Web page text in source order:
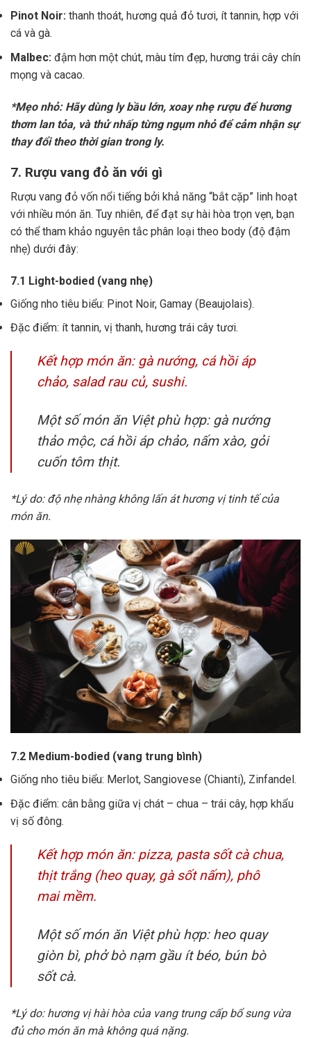
Pinot Noir: thanh thoát, hương quả đỏ tươi, ít tannin, hợp với
cá và gà.
Malbec: đậm hơn một chút, màu tím đẹp, hương trái cây chín
mọng và cacao.
*Mẹo nhỏ: Hãy dùng ly bầu lớn, xoay nhẹ rượu để hương
thơm lan tỏa, và thử nhấp từng ngụm nhỏ để cảm nhận sự
thay đổi theo thời gian trong ly.
7. Rượu vang đỏ ăn với gì
Rượu vang đỏ vốn nổi tiếng bởi khả năng “bắt cặp” linh hoạt
với nhiều món ăn. Tuy nhiên, để đạt sự hài hòa trọn vẹn, bạn
có thể tham khảo nguyên tắc phân loại theo body (độ đậm
nhẹ) dưới đây:
7.1 Light-bodied (vang nhẹ)
Giống nho tiêu biểu: Pinot Noir, Gamay (Beaujolais).
Đặc điểm: ít tannin, vị thanh, hương trái cây tươi.
Kết hợp món ăn: gà nướng, cá hồi áp
chảo, salad rau củ, sushi.
Một số món ăn Việt phù hợp: gà nướng
thảo mộc, cá hồi áp chảo, nấm xào, gỏi
cuốn tôm thịt.
*Lý do: độ nhẹ nhàng không lấn át hương vị tinh tế của
món ăn.
7.2 Medium-bodied (vang trung bình)
Giống nho tiêu biểu: Merlot, Sangiovese (Chianti), Zinfandel.
Đặc điểm: cân bằng giữa vị chát – chua – trái cây, hợp khẩu
vị số đông.
Kết hợp món ăn: pizza, pasta sốt cà chua,
thịt trắng (heo quay, gà sốt nấm), phô
mai mềm.
Một số món ăn Việt phù hợp: heo quay
giòn bì, phở bò nạm gầu ít béo, bún bò
sốt cà.
*Lý do: hương vị hài hòa của vang trung cấp bổ sung vừa
đủ cho món ăn mà không quá nặng.